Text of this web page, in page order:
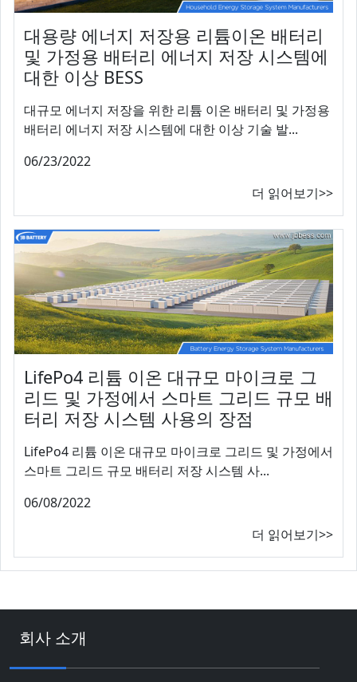
대용량 에너지 저장용 리튬이온 배터리
및 가정용 배터리 에너지 저장 시스템에
대한 이상 BESS
대규모 에너지 저장을 위한 리튬 이온 배터리 및 가정용
배터리 에너지 저장 시스템에 대한 이상 기술 발...
06/23/2022
더 읽어보기>>
LifePo4 리튬 이온 대규모 마이크로 그
리드 및 가정에서 스마트 그리드 규모 배
터리 저장 시스템 사용의 장점
LifePo4 리튬 이온 대규모 마이크로 그리드 및 가정에서
스마트 그리드 규모 배터리 저장 시스템 사...
06/08/2022
더 읽어보기>>
회사 소개